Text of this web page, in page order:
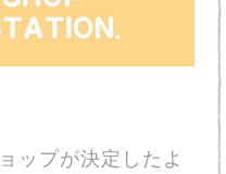
ップが決定したよ